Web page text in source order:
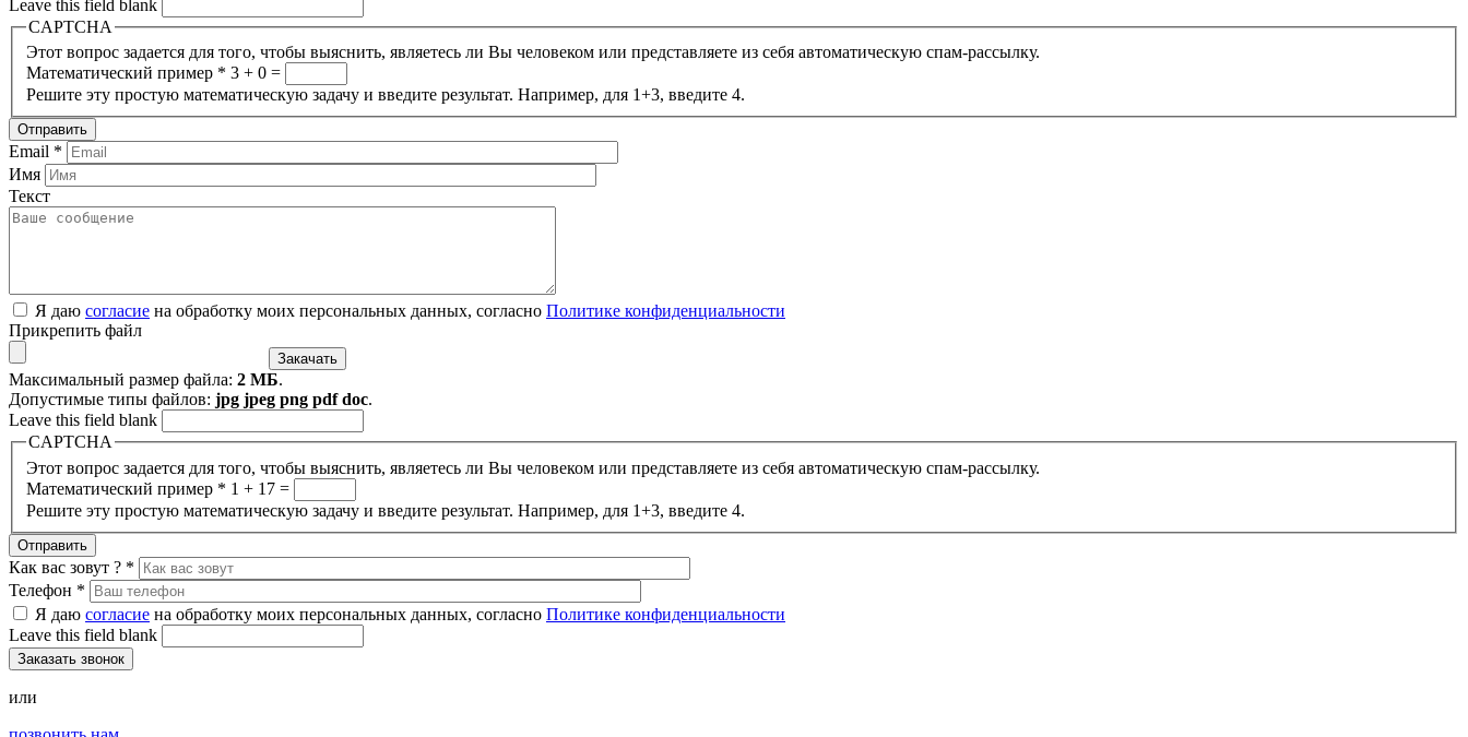
Leave this field blank
CAPTCHA
Этот вопрос задается для того, чтобы выяснить, являетесь ли Вы человеком или представляете из себя автоматическую спам-рассылку.
Математический пример * 3 + 0 =
Решите эту простую математическую задачу и введите результат. Например, для 1+3, введите 4.
Email *
Имя
Текст
Я даю согласие на обработку моих персональных данных, согласно Политике конфиденциальности
Прикрепить файл
Максимальный размер файла: 2 МБ.
Допустимые типы файлов: jpg jpeg png pdf doc.
Leave this field blank
CAPTCHA
Этот вопрос задается для того, чтобы выяснить, являетесь ли Вы человеком или представляете из себя автоматическую спам-рассылку.
Математический пример * 1 + 17 =
Решите эту простую математическую задачу и введите результат. Например, для 1+3, введите 4.
Как вас зовут ? *
Телефон *
Я даю согласие на обработку моих персональных данных, согласно Политике конфиденциальности
Leave this field blank
или